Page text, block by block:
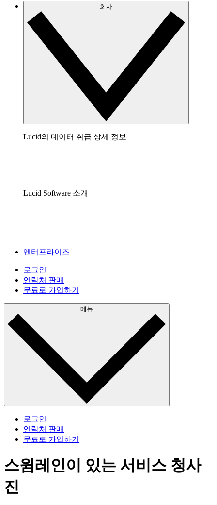
회사
Lucid의 데이터 취급 상세 정보
Lucid Software 소개
엔터프라이즈
로그인
연락처 판매
무료로 가입하기
메뉴
로그인
연락처 판매
무료로 가입하기
스윔레인이 있는 서비스 청사
진